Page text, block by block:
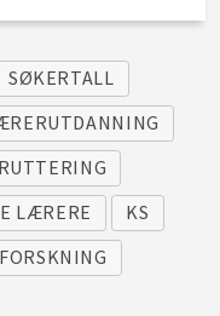
SØKERTALL
LÆRERE
KS
FORSKNING